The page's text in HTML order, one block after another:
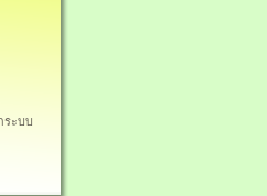
ระบบ